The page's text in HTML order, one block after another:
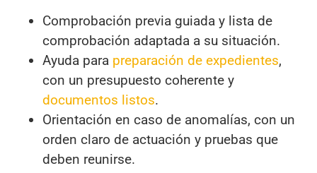
Comprobación previa guiada y lista de
comprobación adaptada a su situación.
Ayuda para preparación de expedientes,
con un presupuesto coherente y
documentos listos.
Orientación en caso de anomalías, con un
orden claro de actuación y pruebas que
deben reunirse.